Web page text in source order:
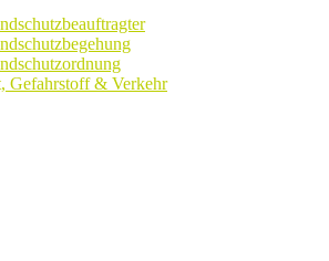
Gefahrstoff & Verkehr